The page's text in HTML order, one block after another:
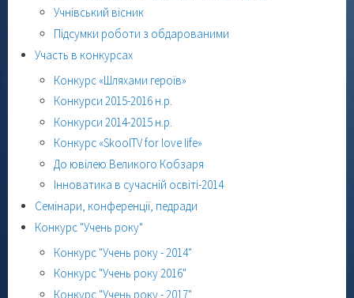
Учнівський вісник
Підсумки роботи з обдарованими
Участь в конкурсах
Конкурс «Шляхами героїв»
Конкурси 2015-2016 н.р.
Конкурси 2014-2015 н.р.
Конкурс «SkoolTV for love life»
До ювілею Великого Кобзаря
Інноватика в сучасній освіті-2014
Семінари, конференції, педради
Конкурс "Учень року"
Конкурс "Учень року - 2014"
Конкурс "Учень року 2016"
Конкурс "Учень року - 2017"